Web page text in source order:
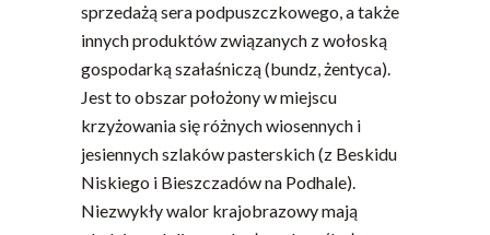
sprzedażą sera podpuszczkowego, a także
innych produktów związanych z wołoską
gospodarką szałaśniczą (bundz, żentyca).
Jest to obszar położony w miejscu
krzyżowania się różnych wiosennych i
jesiennych szlaków pasterskich (z Beskidu
Niskiego i Bieszczadów na Podhale).
Niezwykły walor krajobrazowy mają